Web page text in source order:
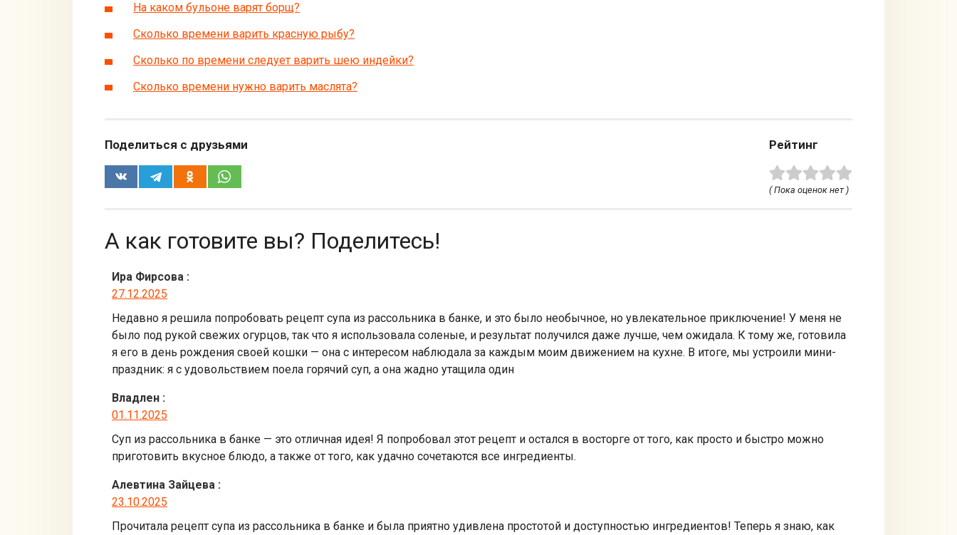
На каком бульоне варят борщ?
Сколько времени варить красную рыбу?
Сколько по времени следует варить шею индейки?
Сколько времени нужно варить маслята?
Поделиться с друзьями Рейтинг
( Пока оценок нет )
А как готовите вы? Поделитесь!
Ира Фирсова :
27.12.2025
Недавно я решила попробовать рецепт супа из рассольника в банке, и это было необычное, но увлекательное приключение! У меня не
было под рукой свежих огурцов, так что я использовала соленые, и результат получился даже лучше, чем ожидала. К тому же, готовила
я его в день рождения своей кошки — она с интересом наблюдала за каждым моим движением на кухне. В итоге, мы устроили мини-
праздник: я с удовольствием поела горячий суп, а она жадно утащила один
Владлен :
01.11.2025
Суп из рассольника в банке — это отличная идея! Я попробовал этот рецепт и остался в восторге от того, как просто и быстро можно
приготовить вкусное блюдо, а также от того, как удачно сочетаются все ингредиенты.
Алевтина Зайцева :
23.10.2025
Прочитала рецепт супа из рассольника в банке и была приятно удивлена простотой и доступностью ингредиентов! Теперь я знаю, как